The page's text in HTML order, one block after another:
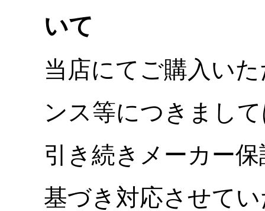
いて
当店にてご購入い
ンス等につきまし
引き続きメーカー
基づき対応させて